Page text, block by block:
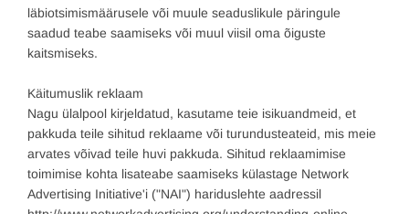
läbiotsimismäärusele või muule seaduslikule päringule
saadud teabe saamiseks või muul viisil oma õiguste
kaitsmiseks.
Käitumuslik reklaam
Nagu ülalpool kirjeldatud, kasutame teie isikuandmeid, et
pakkuda teile sihitud reklaame või turundusteateid, mis meie
arvates võivad teile huvi pakkuda. Sihitud reklaamimise
toimimise kohta lisateabe saamiseks külastage Network
Advertising Initiative'i ("NAI") hariduslehte aadressil